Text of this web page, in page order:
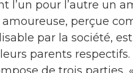
l’un pour l’autre un
perçue
par la société, est
parents respectifs.